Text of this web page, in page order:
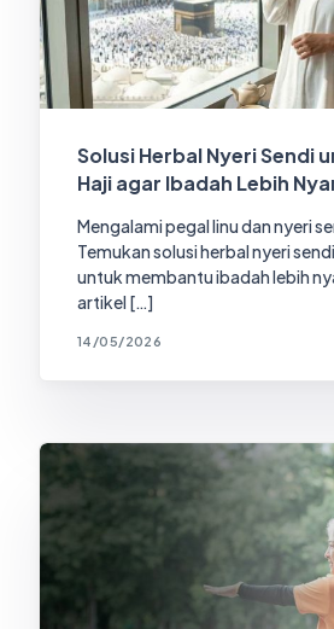
Solusi Herbal Nyeri Sendi
Haji agar Ibadah Lebih
Mengalami pegal linu dan nyeri
Temukan solusi herbal nyeri
untuk membantu ibadah lebih
artikel […]
14/05/2026